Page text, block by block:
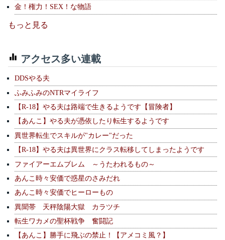
金！権力！SEX！な物語
もっと見る
アクセス多い連載
DDSやる夫
ふみふみのNTRマイライフ
【R-18】やる夫は路端で生きるようです【冒険者】
【あんこ】やる夫が憑依したり転生するようです
異世界転生でスキルが"カレー"だった
【R-18】やる夫は異世界にクラス転移してしまったようです
ファイアーエムブレム ～うたわれるもの～
あんこ時々安価で惑星のさみだれ
あんこ時々安価でヒーローもの
異聞帯 天秤陰陽大獄 カラツチ
転生ワカメの聖杯戦争 奮闘記
【あんこ】勝手に飛ぶの禁止！【アメコミ風？】